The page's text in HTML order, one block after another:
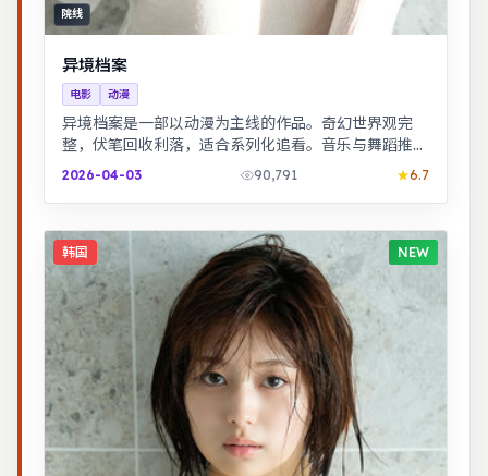
院线
异境档案
电影 动漫
异境档案是一部以动漫为主线的作品。奇幻世界观完
整，伏笔回收利落，适合系列化追看。音乐与舞蹈推动
剧情，舞台感强，视听体验突出。
2026-04-03 90,791 6.7
韩国 NEW